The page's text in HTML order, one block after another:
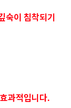
숙이 침착되기
과적입니다.